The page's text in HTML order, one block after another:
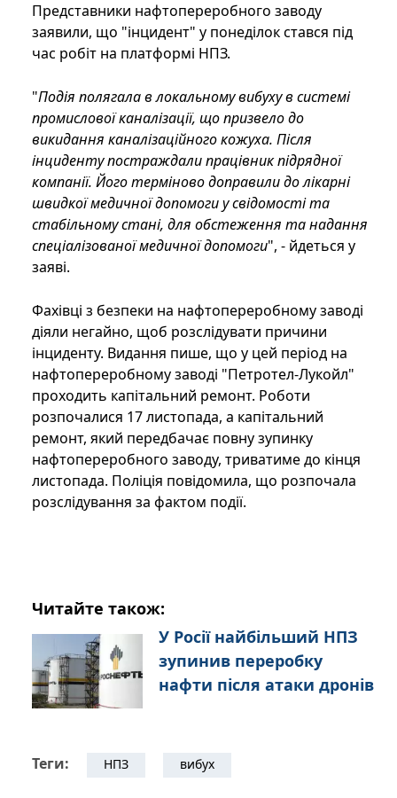
Представники нафтопереробного заводу
заявили, що "інцидент" у понеділок стався під
час робіт на платформі НПЗ.
"Подія полягала в локальному вибуху в системі
промислової каналізації, що призвело до
викидання каналізаційного кожуха. Після
інциденту постраждали працівник підрядної
компанії. Його терміново доправили до лікарні
швидкої медичної допомоги у свідомості та
стабільному стані, для обстеження та надання
спеціалізованої медичної допомоги", - йдеться у
заяві.
Фахівці з безпеки на нафтопереробному заводі
діяли негайно, щоб розслідувати причини
інциденту. Видання пише, що у цей період на
нафтопереробному заводі "Петротел-Лукойл"
проходить капітальний ремонт. Роботи
розпочалися 17 листопада, а капітальний
ремонт, який передбачає повну зупинку
нафтопереробного заводу, триватиме до кінця
листопада. Поліція повідомила, що розпочала
розслідування за фактом події.
Читайте також:
У Росії найбільший НПЗ
зупинив переробку
нафти після атаки дронів
Теги: НПЗ вибух